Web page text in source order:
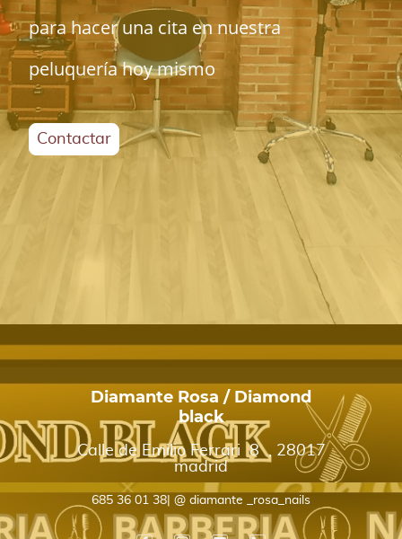
para hacer una cita en nuestra
peluquería hoy mismo
Contactar
Diamante Rosa / Diamond
black
Calle de Emilio Ferrari 8 , 28017
madrid
685 36 01 38| @ diamante _rosa_nails